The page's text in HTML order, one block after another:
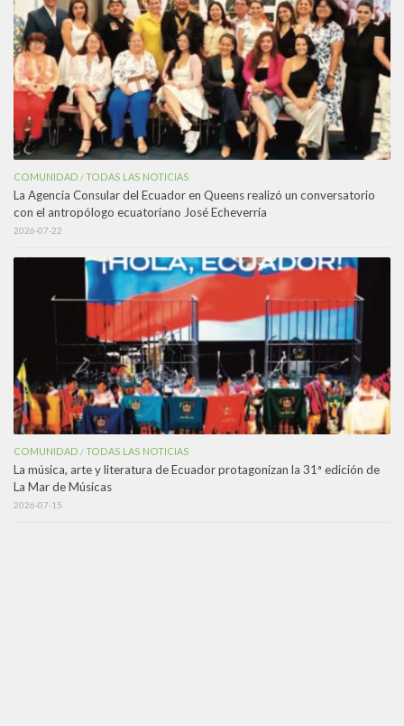
COMUNIDAD /TODAS LAS NOTICIAS
La Agencia Consular del Ecuador en Queens realizó un conversatorio
con el antropólogo ecuatoriano José Echeverría
2026-07-22
COMUNIDAD /TODAS LAS NOTICIAS
La música, arte y literatura de Ecuador protagonizan la 31ª edición de
La Mar de Músicas
2026-07-15